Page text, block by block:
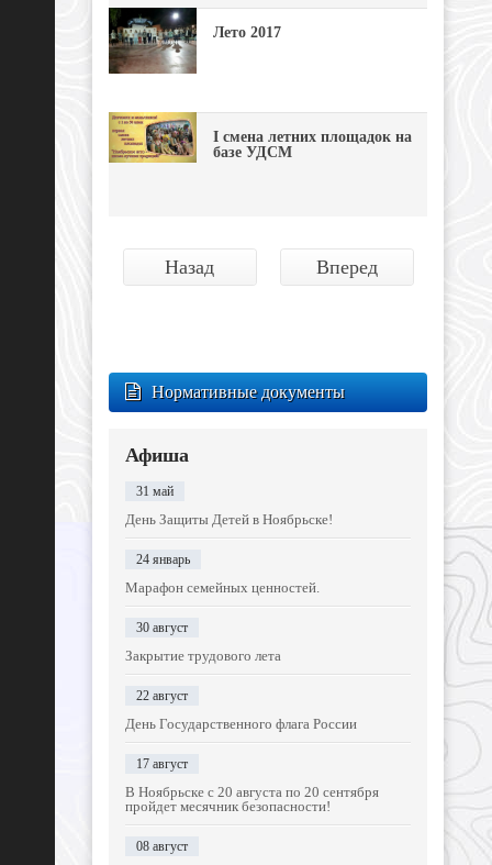
Лето 2017
I смена летних площадок на
базе УДСМ
Назад Вперед
Нормативные документы
Афиша
31 май
День Защиты Детей в Ноябрьске!
24 январь
Марафон семейных ценностей.
30 август
Закрытие трудового лета
22 август
День Государственного флага России
17 август
В Ноябрьске с 20 августа по 20 сентября
пройдет месячник безопасности!
08 август